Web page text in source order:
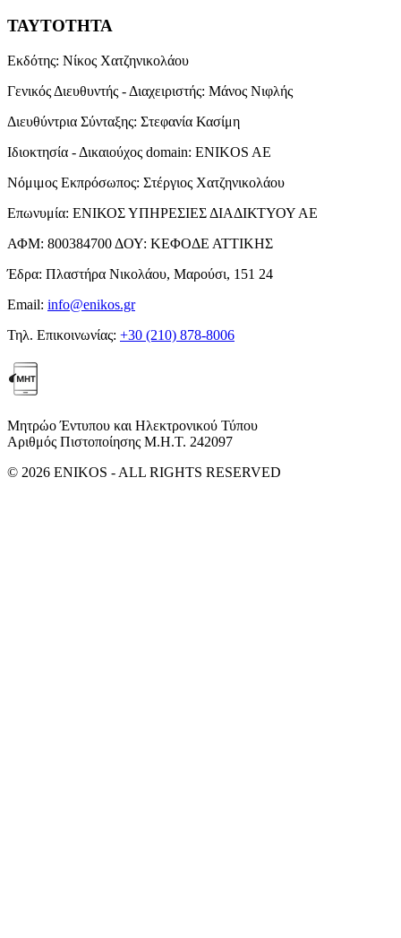
ΤΑΥΤΟΤΗΤΑ
Εκδότης: Νίκος Χατζηνικολάου
Γενικός Διευθυντής - Διαχειριστής: Μάνος Νιφλής
Διευθύντρια Σύνταξης: Στεφανία Κασίμη
Ιδιοκτησία - Δικαιούχος domain: ENIKOS AE
Νόμιμος Εκπρόσωπος: Στέργιος Χατζηνικολάου
Επωνυμία: ΕΝΙΚΟΣ ΥΠΗΡΕΣΙΕΣ ΔΙΑΔΙΚΤΥΟΥ ΑΕ
ΑΦΜ: 800384700 ΔΟΥ: ΚΕΦΟΔΕ ΑΤΤΙΚΗΣ
Έδρα: Πλαστήρα Νικολάου, Μαρούσι, 151 24
Email: info@enikos.gr
Τηλ. Επικοινωνίας: +30 (210) 878-8006
Μητρώο Έντυπου και Ηλεκτρονικού Τύπου
Αριθμός Πιστοποίησης Μ.Η.Τ. 242097
© 2026 ENIKOS - ALL RIGHTS RESERVED